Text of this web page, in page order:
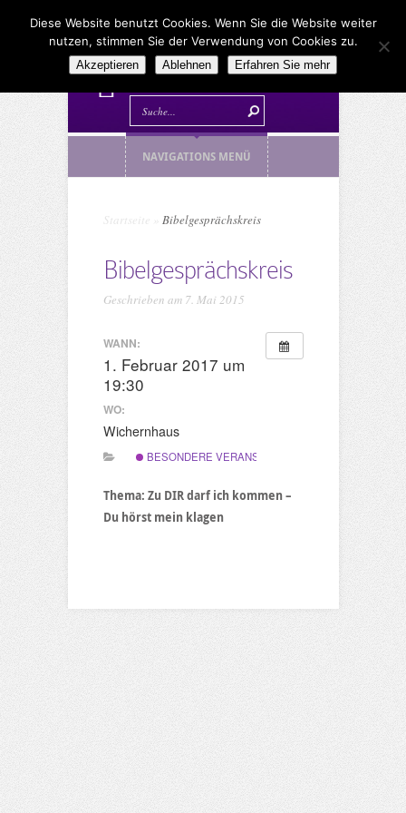
NAVIGATIONS MENÜ
Startseite Bibelgesprächskreis
Bibelgesprächskreis
Geschrieben am 7. Mai 2015
WANN:
1. Februar 2017 um
19:30
WO:
Wichernhaus
BESONDERE VERANSTALTUNG
Thema: Zu DIR darf ich kommen –
Du hörst mein klagen
Diese Website benutzt Cookies. Wenn Sie die Website weiter
nutzen, stimmen Sie der Verwendung von Cookies zu.
Akzeptieren Ablehnen Erfahren Sie mehr